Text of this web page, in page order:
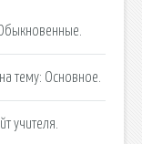
тему: Основное.
учителя.